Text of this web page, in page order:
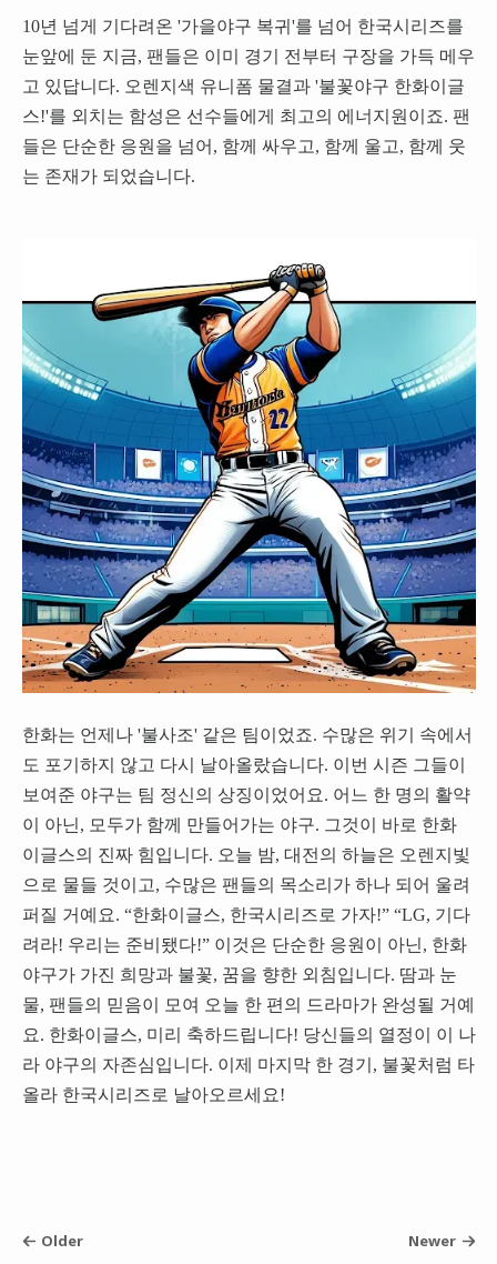
10년 넘게 기다려온 '가을야구 복귀'를 넘어 한국시리즈를
눈앞에 둔 지금, 팬들은 이미 경기 전부터 구장을 가득 메우
고 있답니다. 오렌지색 유니폼 물결과 '불꽃야구 한화이글
스!'를 외치는 함성은 선수들에게 최고의 에너지원이죠. 팬
들은 단순한 응원을 넘어, 함께 싸우고, 함께 울고, 함께 웃
는 존재가 되었습니다.
한화는 언제나 '불사조' 같은 팀이었죠. 수많은 위기 속에서
도 포기하지 않고 다시 날아올랐습니다. 이번 시즌 그들이
보여준 야구는 팀 정신의 상징이었어요. 어느 한 명의 활약
이 아닌, 모두가 함께 만들어가는 야구. 그것이 바로 한화
이글스의 진짜 힘입니다. 오늘 밤, 대전의 하늘은 오렌지빛
으로 물들 것이고, 수많은 팬들의 목소리가 하나 되어 울려
퍼질 거예요. “한화이글스, 한국시리즈로 가자!” “LG, 기다
려라! 우리는 준비됐다!” 이것은 단순한 응원이 아닌, 한화
야구가 가진 희망과 불꽃, 꿈을 향한 외침입니다. 땀과 눈
물, 팬들의 믿음이 모여 오늘 한 편의 드라마가 완성될 거예
요. 한화이글스, 미리 축하드립니다! 당신들의 열정이 이 나
라 야구의 자존심입니다. 이제 마지막 한 경기, 불꽃처럼 타
올라 한국시리즈로 날아오르세요!
Older Newer